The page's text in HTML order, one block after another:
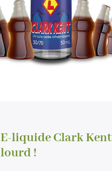
E-liquide Clark
lourd !